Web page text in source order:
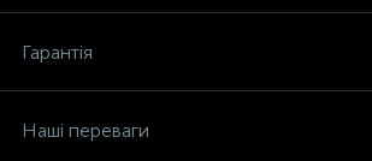
Гарантія
Наші переваги